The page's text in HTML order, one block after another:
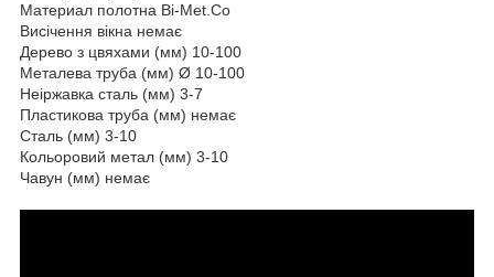
Материал полотна Bi-Met.Co
Висічення вікна немає
Дерево з цвяхами (мм) 10-100
Металева труба (мм) Ø 10-100
Неіржавка сталь (мм) 3-7
Пластикова труба (мм) немає
Сталь (мм) 3-10
Кольоровий метал (мм) 3-10
Чавун (мм) немає